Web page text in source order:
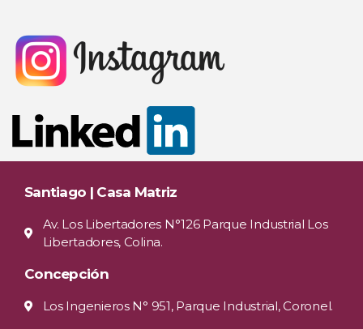
Santiago | Casa Matriz
Av. Los Libertadores N°126 Parque Industrial Los
Libertadores, Colina.
Concepción
Los Ingenieros N° 951, Parque Industrial, Coronel.